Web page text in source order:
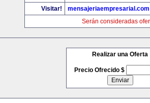
Visitar!
mensajeriaempresarial.com
Serán consideradas
Realizar una Oferta
Precio Ofrecido $